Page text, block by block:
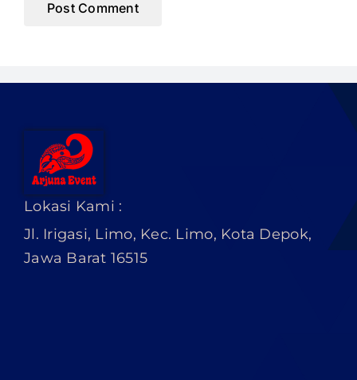
Lokasi Kami :
Jl. Irigasi, Limo, Kec. Limo, Kota Depok,
Jawa Barat 16515